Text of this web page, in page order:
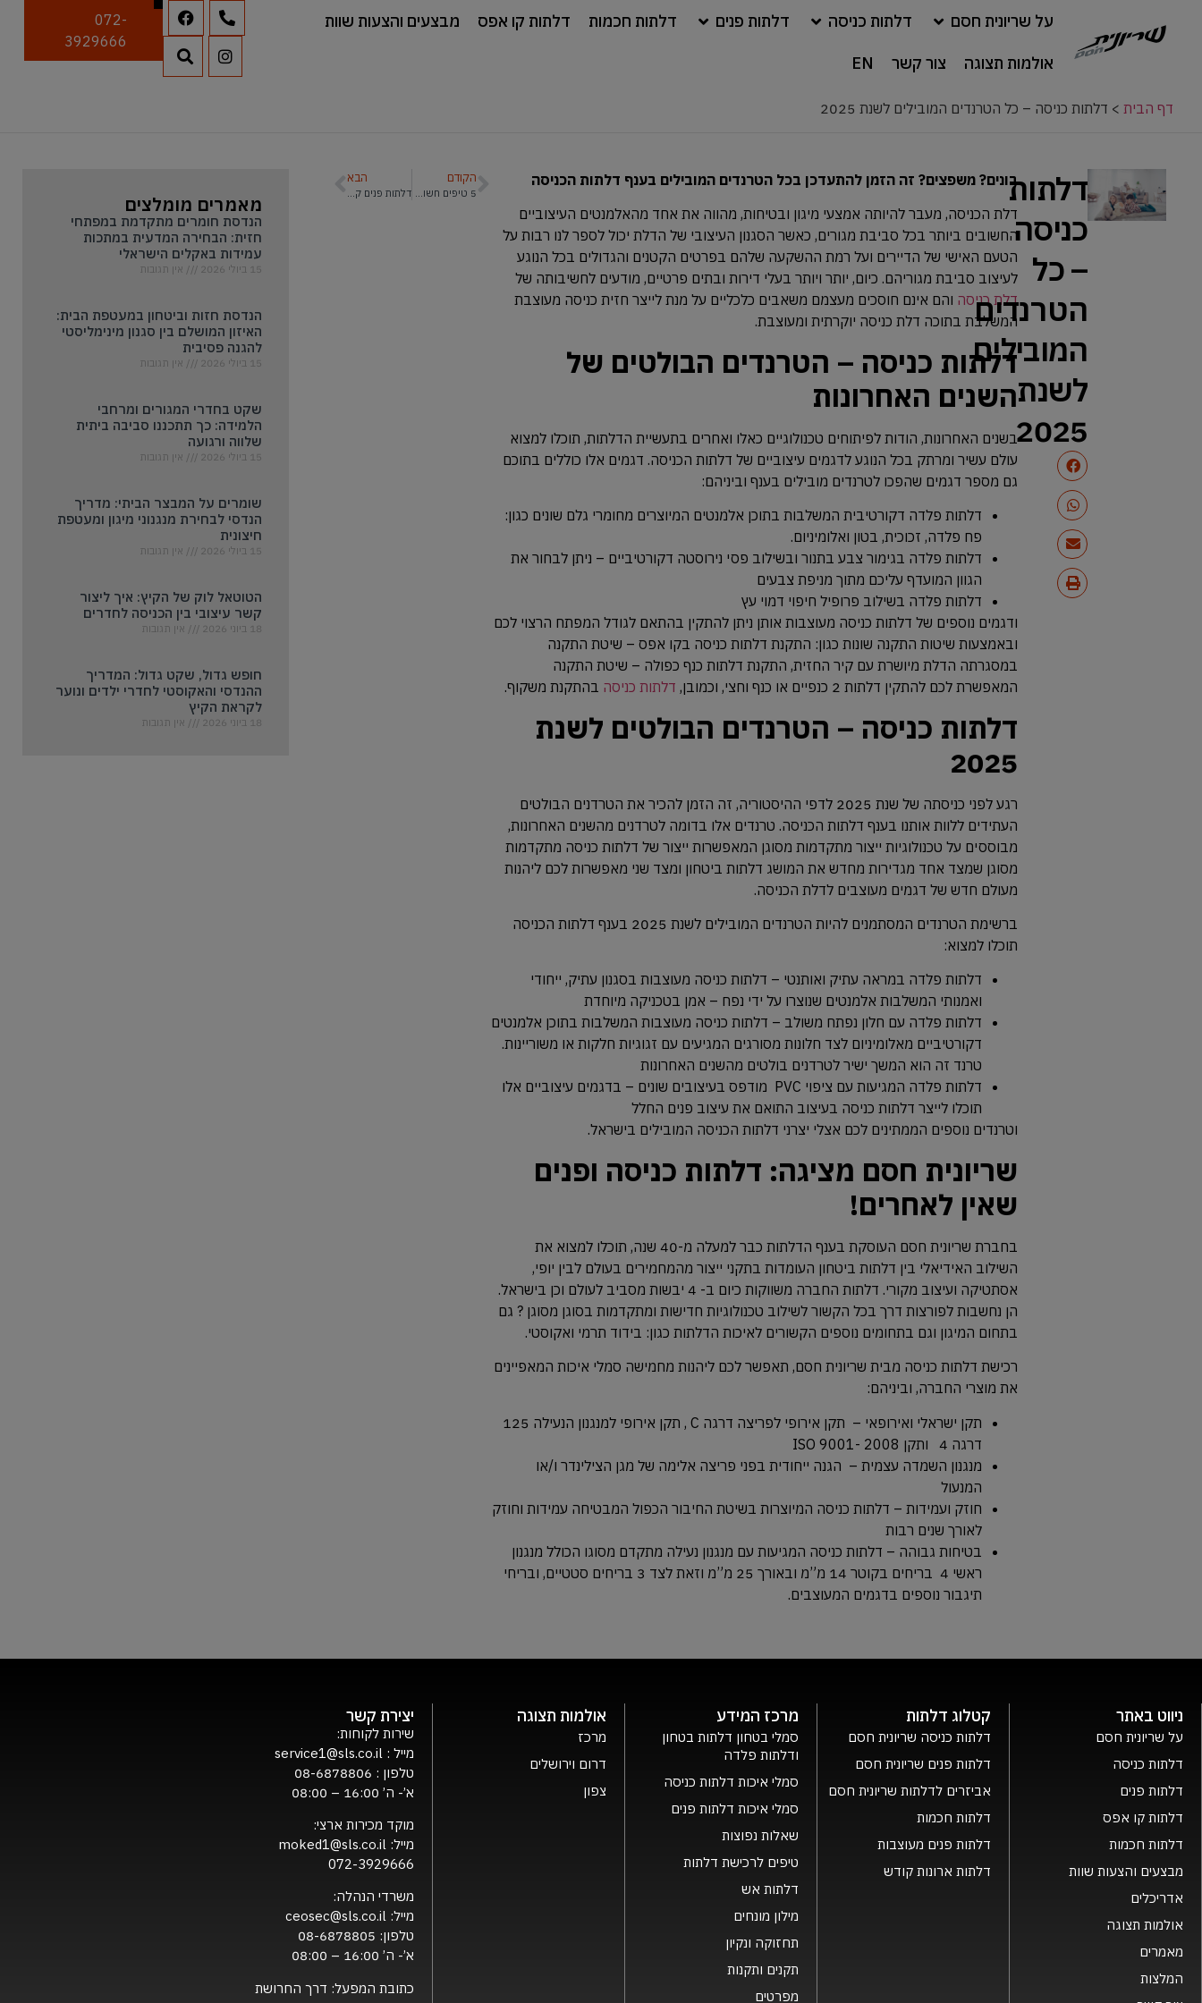
על שריונית חסם דלתות כניסה דלתות פנים דלתות חכמות דלתות קו אפס מבצעים והצעות שוות
אולמות תצוגה צור קשר EN
072-
3929666
דף הבית > דלתות כניסה – כל הטרנדים המובילים לשנת 2025
דלתות
כניסה
– כל
הטרנדים
המובילים
לשנת
2025
בונים? משפצים? זה הזמן להתעדכן בכל הטרנדים המובילים בענף דלתות הכניסה
דלת הכניסה, מעבר להיותה אמצעי מיגון ובטיחות, מהווה את אחד מהאלמנטים העיצוביים
החשובים ביותר בכל סביבת מגורים, כאשר הסגנון העיצובי של הדלת יכול לספר לנו רבות על
הטעם האישי של הדיירים ועל רמת ההשקעה שלהם בפרטים הקטנים והגדולים בכל הנוגע
לעיצוב סביבת מגוריהם. כיום, יותר ויותר בעלי דירות ובתים פרטיים, מודעים לחשיבותה של
דלת כניסה והם אינם חוסכים מעצמם משאבים כלכליים על מנת לייצר חזית כניסה מעוצבת
המשלבת בתוכה דלת כניסה יוקרתית ומעוצבת.
דלתות כניסה – הטרנדים הבולטים של
השנים האחרונות
בשנים האחרונות, הודות לפיתוחים טכנולוגיים כאלו ואחרים בתעשיית הדלתות, תוכלו למצוא
עולם עשיר ומרתק בכל הנוגע לדגמים עיצוביים של דלתות הכניסה. דגמים אלו כוללים בתוכם
גם מספר דגמים שהפכו לטרנדים מובילים בענף וביניהם:
דלתות פלדה דקורטיבית המשלבות בתוכן אלמנטים המיוצרים מחומרי גלם שונים כגון:
פח פלדה, זכוכית, בטון ואלומיניום.
דלתות פלדה בגימור צבע בתנור ובשילוב פסי נירוסטה דקורטיביים – ניתן לבחור את
הגוון המועדף עליכם מתוך מניפת צבעים
דלתות פלדה בשילוב פרופיל חיפוי דמוי עץ
ודגמים נוספים של דלתות כניסה מעוצבות אותן ניתן להתקין בהתאם לגודל המפתח הרצוי לכם
ובאמצעות שיטות התקנה שונות כגון: התקנת דלתות כניסה בקו אפס – שיטת התקנה
במסגרתה הדלת מיושרת עם קיר החזית, התקנת דלתות כנף כפולה – שיטת התקנה
המאפשרת לכם להתקין דלתות 2 כנפיים או כנף וחצי, וכמובן,
דלתות כניסה בהתקנת משקוף.
דלתות כניסה – הטרנדים הבולטים לשנת
2025
רגע לפני כניסתה של שנת 2025 לדפי ההיסטוריה, זה הזמן להכיר את הטרדנים הבולטים
העתידים ללוות אותנו בענף דלתות הכניסה. טרנדים אלו בדומה לטרדנים מהשנים האחרונות,
מבוססים על טכנולוגיות ייצור מתקדמות מסוגן המאפשרות ייצור של דלתות כניסה מתקדמות
מסוגן שמצד אחד מגדירות מחדש את המושג דלתות ביטחון ומצד שני מאפשרות לכם ליהנות
מעולם חדש של דגמים מעוצבים לדלת הכניסה.
ברשימת הטרנדים המסתמנים להיות הטרנדים המובילים לשנת 2025 בענף דלתות הכניסה
תוכלו למצוא:
דלתות פלדה במראה עתיק ואותנטי – דלתות כניסה מעוצבות בסגנון עתיק, ייחודי
ואמנותי המשלבות אלמנטים שנוצרו על ידי נפח – אמן בטכניקה מיוחדת
דלתות פלדה עם חלון נפתח משולב – דלתות כניסה מעוצבות המשלבות בתוכן אלמנטים
דקורטיביים מאלומיניום לצד חלונות מסורגים המגיעים עם זגוגיות חלקות או משוריינות.
טרנד זה הוא המשך ישיר לטרדנים בולטים מהשנים האחרונות
דלתות פלדה המגיעות עם ציפוי PVC מודפס בעיצובים שונים – בדגמים עיצוביים אלו
תוכלו לייצר דלתות כניסה בעיצוב התואם את עיצוב פנים החלל
וטרנדים נוספים הממתינים לכם אצלי יצרני דלתות הכניסה המובילים בישראל.
שריונית חסם מציגה: דלתות כניסה ופנים
שאין לאחרים!
בחברת שריונית חסם העוסקת בענף הדלתות כבר למעלה מ-40 שנה, תוכלו למצוא את
השילוב האידיאלי בין דלתות ביטחון העומדות בתקני ייצור מהמחמירים בעולם לבין יופי,
אסתטיקה ועיצוב מקורי. דלתות החברה משווקות כיום ב- 4 יבשות מסביב לעולם וכן בישראל.
הן נחשבות לפורצות דרך בכל הקשור לשילוב טכנולוגיות חדישות ומתקדמות בסוגן מסוגן ? גם
בתחום המיגון וגם בתחומים נוספים הקשורים לאיכות הדלתות כגון: בידוד תרמי ואקוסטי.
רכישת דלתות כניסה מבית שריונית חסם, תאפשר לכם ליהנות מחמישה סמלי איכות המאפיינים
את מוצרי החברה, וביניהם:
תקן ישראלי ואירופאי – תקן אירופי לפריצה דרגה C
, תקן אירופי למנגנון הנעילה 125
דרגה 4
ותקן ISO 9001- 2008
מנגנון השמדה עצמית – הגנה ייחודית בפני פריצה אלימה של מגן הצילינדר ו/או
המנעול
חוזק ועמידות – דלתות כניסה המיוצרות בשיטת החיבור הכפול המבטיחה עמידות וחוזק
לאורך שנים רבות
בטיחות גבוהה – דלתות כניסה המגיעות עם מנגנון נעילה מתקדם מסוגו הכולל מנגנון
ראשי 4 בריחים בקוטר 14 מ”מ ובאורך 25 מ”מ וזאת לצד 3 בריחים סטטיים, ובריחי
תיגבור נוספים בדגמים המעוצבים.
הקודם
5 טיפים חשובים לבחירת דלתות כניסה לדירות מגורים
הבא
דלתות פנים קו אפס – כל מה שצריך לדעת מאמרים מומלצים
הנדסת חומרים מתקדמת במפתחי
חזית: הבחירה המדעית במתכות
עמידות באקלים הישראלי
15 ביולי 2026 אין תגובות
הנדסת חזות וביטחון במעטפת הבית:
האיזון המושלם בין סגנון מינימליסטי
להגנה פסיבית
15 ביולי 2026 אין תגובות
שקט בחדרי המגורים ומרחבי
הלמידה: כך תתכננו סביבה ביתית
שלווה ורגועה
15 ביולי 2026 אין תגובות
שומרים על המבצר הביתי: מדריך
הנדסי לבחירת מנגנוני מיגון ומעטפת
חיצונית
15 ביולי 2026 אין תגובות
הטוטאל לוק של הקיץ: איך ליצור
קשר עיצובי בין הכניסה לחדרים
18 ביוני 2026 אין תגובות
חופש גדול, שקט גדול: המדריך
ההנדסי והאקוסטי לחדרי ילדים ונוער
לקראת הקיץ
18 ביוני 2026 אין תגובות
ניווט באתר
על שריונית חסם
דלתות כניסה
דלתות פנים
דלתות קו אפס
דלתות חכמות
מבצעים והצעות שוות
אדריכלים
אולמות תצוגה
מאמרים
המלצות
קטלוג דלתות
דלתות כניסה שריונית חסם
דלתות פנים שריונית חסם
אביזרים לדלתות שריונית חסם
דלתות חכמות
דלתות פנים מעוצבות
דלתות ארונות קודש
מרכז המידע
סמלי בטחון דלתות בטחון
ודלתות פלדה
סמלי איכות דלתות כניסה
סמלי איכות דלתות פנים
שאלות נפוצות
טיפים לרכישת דלתות
דלתות אש
מילון מונחים
תחזוקה ונקיון
תקנים ותקנות
מפרטים
אולמות תצוגה
מרכז
דרום וירושלים
צפון
יצירת קשר
שירות לקוחות:
מייל :
טלפון : 08-6878806
א’- ה’ 16:00 – 08:00
מוקד מכירות ארצי:
מייל:moked1@sls.co.il
072-3929666
משרדי הנהלה:
מייל:ceosec@sls.co.il
טלפון: 08-6878805
א’- ה’ 16:00 – 08:00
כתובת המפעל: דרך החרושת